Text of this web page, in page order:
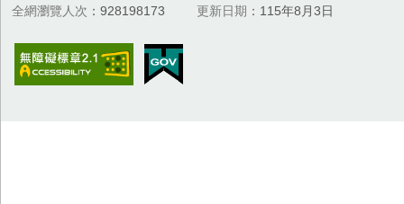
全網瀏覽人次 928198173 更新日期 115年8月3日